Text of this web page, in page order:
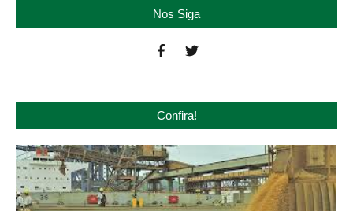
Nos Siga
Confira!